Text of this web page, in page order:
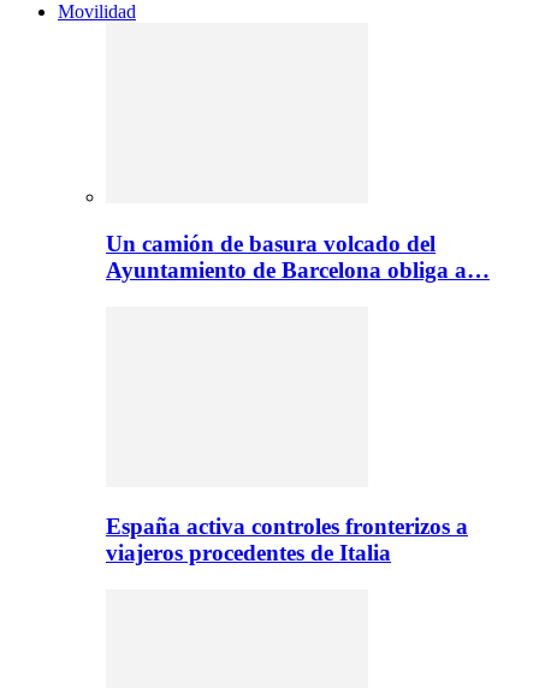
Movilidad
Un camión de basura volcado del
Ayuntamiento de Barcelona obliga a…
España activa controles fronterizos a
viajeros procedentes de Italia